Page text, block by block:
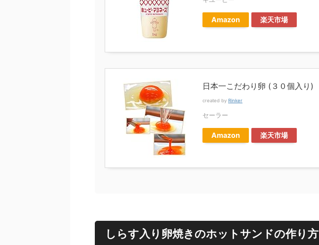
Amazon 楽天市場
日本一こだわり卵 (３０個入り)
created by Rinker
セーラー
Amazon 楽天市場
しらす入り卵焼きのホットサンドの作り方